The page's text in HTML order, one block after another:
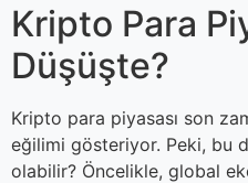
Kripto Para
Düşüşte?
Kripto para piyasası son
eğilimi gösteriyor. Peki, bu
olabilir? Öncelikle, global